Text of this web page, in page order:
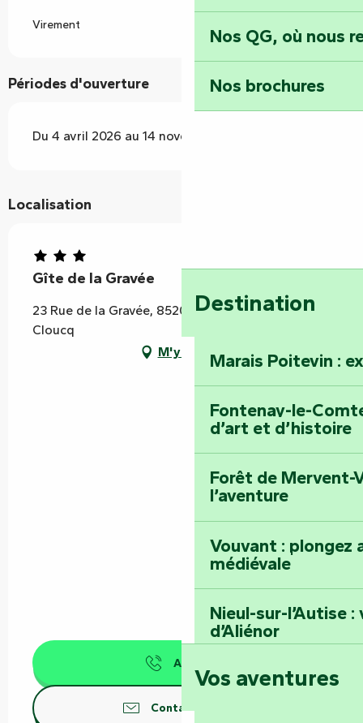
Nos QG, où nous
Nos brochures
Destination
Marais Poitevin :
Fontenay-le-
d’art et d’histoire
Forêt de Mervent-
l’aventure
Vouvant : plongez
médiévale
Nieul-sur-l’Autise
d’Aliénor
Foussais-Payré :
Vos aventures
Virement
Périodes d'ouverture
Du 4 avril 2026 au 14 novembre 2026
Localisation
Gîte de la Gravée
23 Rue de la Gravée, 85200 Saint-Michel-le-
Cloucq
M'y rendre
Appeler
Contactez-nous